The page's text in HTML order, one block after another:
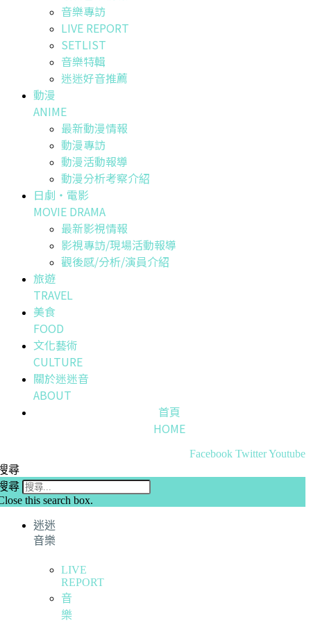
音樂專訪
LIVE REPORT
SETLIST
音樂特輯
迷迷好音推薦
動漫
ANIME
最新動漫情報
動漫專訪
動漫活動報導
動漫分析考察介紹
日劇・電影
MOVIE DRAMA
最新影視情報
影視專訪/現場活動報導
觀後感/分析/演員介紹
旅遊
TRAVEL
美食
FOOD
文化藝術
CULTURE
關於迷迷音
ABOUT
首頁
HOME
Facebook TwitterYoutube
尋
尋
this search box.
迷迷
音樂
LIVE
REPORT
音
樂